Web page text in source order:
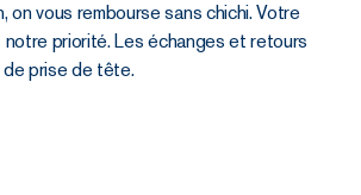
on vous rembourse sans chichi. Votre
notre priorité. Les échanges et retours
prise de tête.